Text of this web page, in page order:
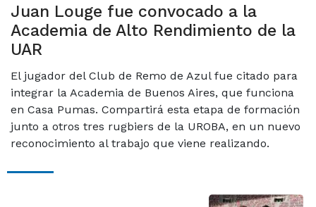
Juan Louge fue convocado a la
Academia de Alto Rendimiento de la
UAR
El jugador del Club de Remo de Azul fue citado para
integrar la Academia de Buenos Aires, que funciona
en Casa Pumas. Compartirá esta etapa de formación
junto a otros tres rugbiers de la UROBA, en un nuevo
reconocimiento al trabajo que viene realizando.